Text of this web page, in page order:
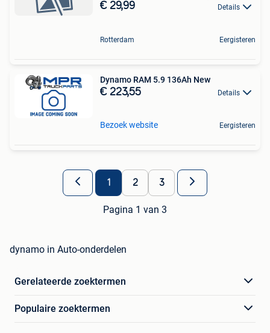
€ 29,99 Details
Rotterdam Eergisteren
Dynamo RAM 5.9 136Ah New
€ 223,55 Details
Bezoek website Eergisteren
1 2 3
Pagina 1 van 3
dynamo in Auto-onderdelen
Gerelateerde zoektermen
Populaire zoektermen